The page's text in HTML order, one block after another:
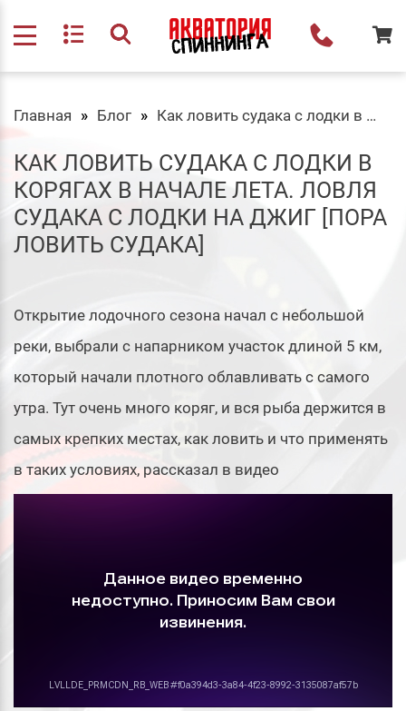
Главная Блог Как ловить судака с лодки в корягах в начале лета. Ловля судака с лодки на джиг [Пора ловить судака]
КАК ЛОВИТЬ СУДАКА С ЛОДКИ В
КОРЯГАХ В НАЧАЛЕ ЛЕТА. ЛОВЛЯ
СУДАКА С ЛОДКИ НА ДЖИГ [ПОРА
ЛОВИТЬ СУДАКА]
Открытие лодочного сезона начал с небольшой
реки, выбрали с напарником участок длиной 5 км,
который начали плотного облавливать с самого
утра. Тут очень много коряг, и вся рыба держится в
самых крепких местах, как ловить и что применять
в таких условиях, рассказал в видео